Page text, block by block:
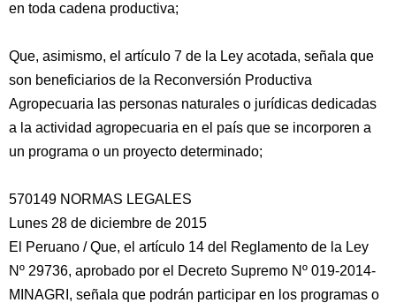
en toda cadena productiva;
Que, asimismo, el artículo 7 de la Ley acotada, señala que
son beneficiarios de la Reconversión Productiva
Agropecuaria las personas naturales o jurídicas dedicadas
a la actividad agropecuaria en el país que se incorporen a
un programa o un proyecto determinado;
570149 NORMAS LEGALES
Lunes 28 de diciembre de 2015
El Peruano / Que, el artículo 14 del Reglamento de la Ley
Nº 29736, aprobado por el Decreto Supremo Nº 019-2014-
MINAGRI, señala que podrán participar en los programas o